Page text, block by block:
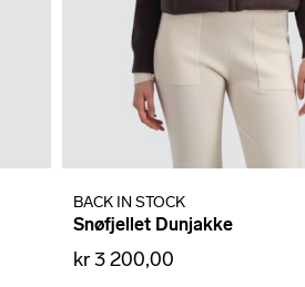
BACK IN STOCK
Snøfjellet Dunjakke
kr 3 200,00